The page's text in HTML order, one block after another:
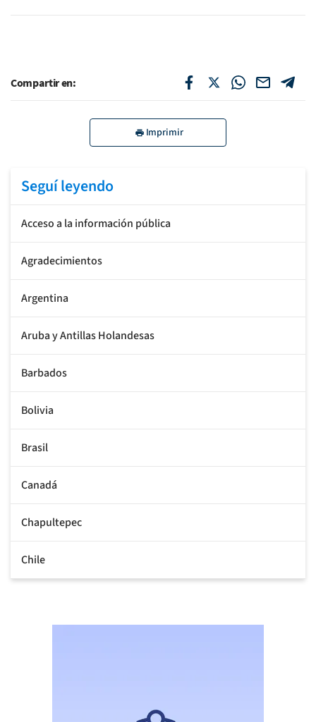
Compartir en:
Imprimir
Seguí leyendo
Acceso a la información pública
Agradecimientos
Argentina
Aruba y Antillas Holandesas
Barbados
Bolivia
Brasil
Canadá
Chapultepec
Chile